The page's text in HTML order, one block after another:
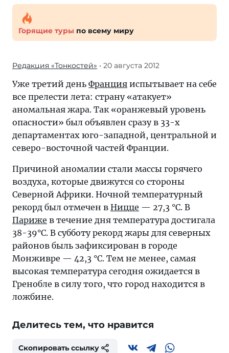
Горящие туры по всему миру
Редакция «Тонкостей» • 20 августа 2012
Уже третий день Франция испытывает на себе
все прелести лета: страну «атакует»
аномальная жара. Так «оранжевый уровень
опасности» был объявлен сразу в 33-х
департаментах юго-западной, центральной и
северо-восточной частей Франции.
Причиной аномалии стали массы горячего
воздуха, которые движутся со стороны
Северной Африки. Ночной температурный
рекорд был отмечен в Ницце — 27,3 °C. В
Париже в течение дня температура достигала
38-39°C. В субботу рекорд жары для северных
районов быль зафиксирован в городе
Монживре — 42,3 °C. Тем не менее, самая
высокая температура сегодня ожидается в
Гренобле в силу того, что город находится в
ложбине.
Делитесь тем, что нравится
Скопировать ссылку